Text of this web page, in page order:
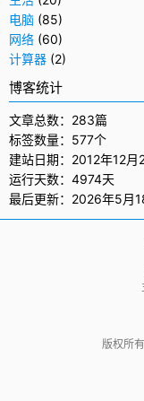
电脑 (85)
网络 (60)
计算器 (2)
博客统计
文章总数：283篇
标签数量：577个
建站日期：2012年12月
运行天数：4974天
最后更新：2026年5月
版权所